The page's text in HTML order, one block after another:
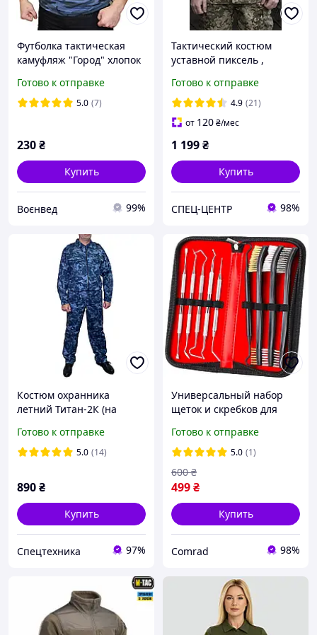
Футболка тактическая
камуфляж "Город" хлопок
Готово к отправке
5.0 (7)
230₴
Купить
Воєнвед 99%
Тактический костюм
уставной пиксель ,
тактическая для ЗСУ
Готово к отправке
4.9 (21)
от 120₴/мес
1 199₴
Купить
СПЕЦ-ЦЕНТР 98%
Костюм охранника
летний Титан-2К (на
Готово к отправке
5.0 (14)
890₴
Купить
Спецтехника 97%
Универсальный набор
щеток и скребков для
Готово к отправке
5.0 (1)
499₴
600 ₴
Купить
Comrad 98%